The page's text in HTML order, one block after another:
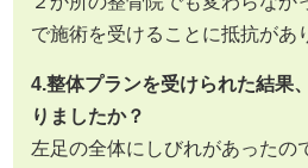
で施術を受けることに抵抗があ
4.整体プランを受けられた結果
りましたか？
左足の全体にしびれがあったの